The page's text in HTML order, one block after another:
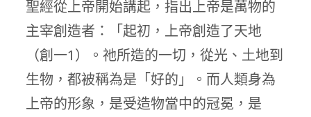
聖經從上帝開始講起，指出上帝是萬物的
主宰創造者：「起初，上帝創造了天地
（創一1）。祂所造的一切，從光、土地到
生物，都被稱為是「好的」。而人類身為
上帝的形象，是受造物當中的冠冕，是